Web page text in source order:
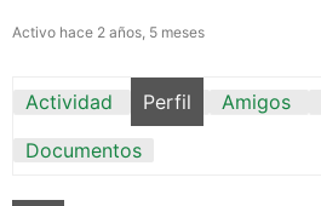
Activo hace 2 años, 5 meses
Actividad Perfil Amigos
Documentos